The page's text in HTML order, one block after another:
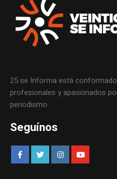
25 se Informa está
profesionales y apasionados
periodismo.
Seguínos